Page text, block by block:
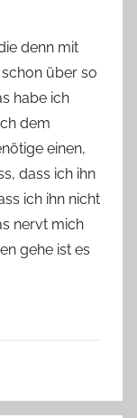
denn mit
über so
habe ich
dem
einen,
dass ich ihn
ich ihn nicht
nervt mich
gehe ist es